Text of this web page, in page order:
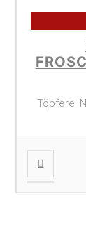
Töpferei